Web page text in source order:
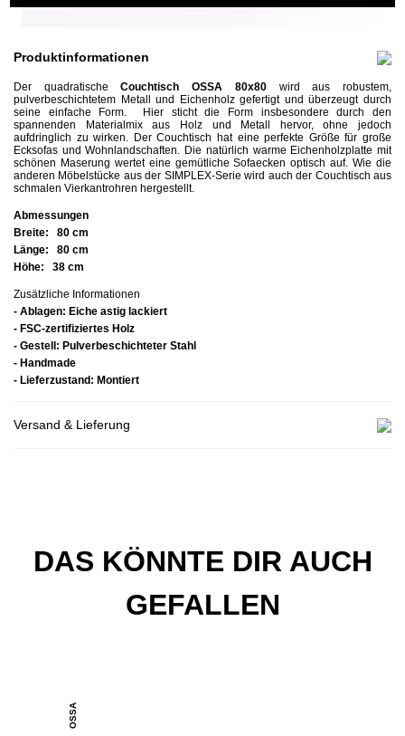
Produktinformationen
Der quadratischeCouchtisch OSSA 80x80 wird ausrobustem,
pulverbeschichtetem Metall und Eichenholz gefertigt und überzeugt durch
seine einfache Form.
Hier sticht die Form insbesondere durch den
spannenden Materialmix aus Holz und Metall hervor, ohne jedoch
aufdringlich zu wirken. Der Couchtisch hat eine perfekte Größe für große
Ecksofas und Wohnlandschaften. Die natürlich warme Eichenholzplatte mit
schönen Maserung wertet eine gemütliche Sofaecken optisch auf.Wie die
anderen Möbelstücke aus der SIMPLEX-Serie wird auch der Couchtisch aus
schmalen Vierkantrohren hergestellt.
Abmessungen
Breite:
80 cm
Länge:
80 cm
Höhe:
38 cm
Zusätzliche Informationen
- Ablagen: Eiche astig lackiert
- FSC-zertifiziertes Holz
- Gestell: Pulverbeschichteter Stahl
- Handmade
- Lieferzustand: Montiert
Versand & Lieferung
DAS KÖNNTE DIR AUCH
GEFALLEN
OSSA